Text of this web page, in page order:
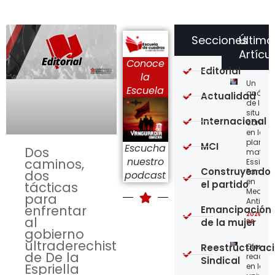
Dos
caminos,
dos
tácticas
para
enfrentar
al
gobierno
ultraderechista
de De la
Espriella
Conoce
la
Escuela
Escucha
nuestro
podcast
Un
de la
en la
planta
matriz
Essity-
Familia
en
2026-
08
en las
Secciones
Editorial
Actualidad
Internacional
MCI
Construyendo
el partido
Emancipación
de la mujer
Sindical